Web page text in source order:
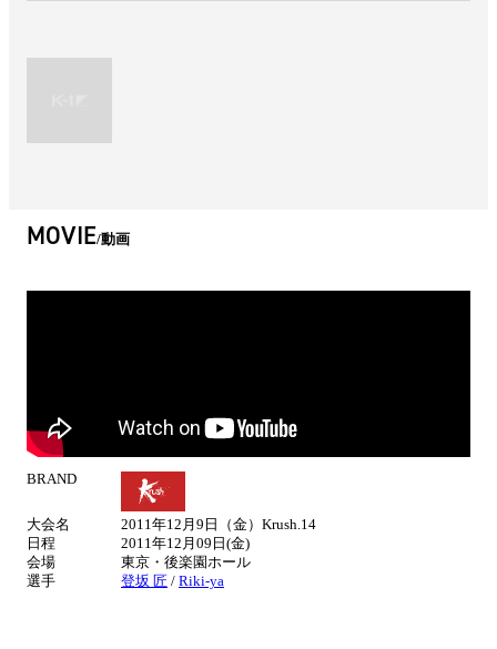
MOVIE 動画
BRAND
大会名
2011年12月9日（金）Krush.14
日程
2011年12月09日(金)
会場
東京・後楽園ホール
選手
登坂 匠 / Riki-ya